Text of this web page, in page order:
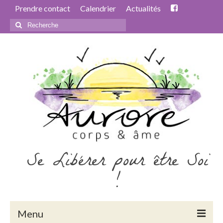
Prendre contact Calendrier Actualités
Rechercher
:
Se Libérer pour être Soi
!
Menu